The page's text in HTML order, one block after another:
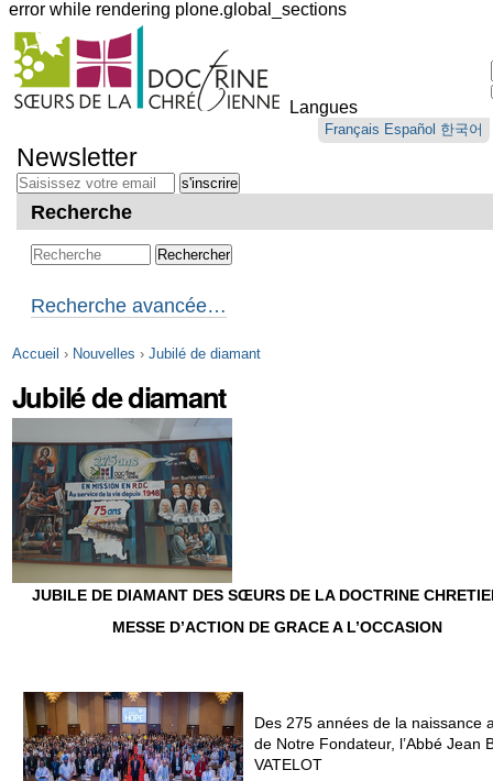
error while rendering plone.global_sections
Outils
personnels
Langues
Français Español 한국어
au
contenu.
Aller
navigation
Newsletter
Recherche
Recherche avancée…
Accueil › Nouvelles › Jubilé de diamant
Jubilé de diamant
JUBILE DE DIAMANT DES SŒURS DE LA DOCTRINE
MESSE D’ACTION DE GRACE A L’OCCASION
Des 275 années de la naissance
de Notre Fondateur, l’Abbé Jean
VATELOT